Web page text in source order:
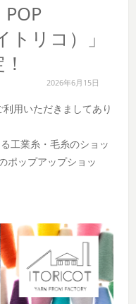
POP
トリコ）」
2026年6月15日
用いただきましてあり
工業糸・毛糸のショッ
ポップアップショッ